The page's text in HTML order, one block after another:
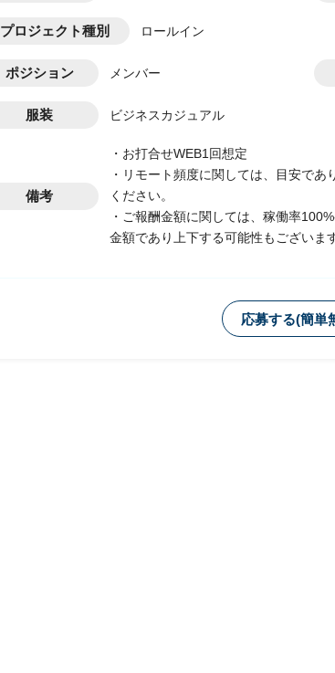
プロジェクト種別 ロールイン
ポジション メンバー
服装 ビジネスカジュアル
備考
・お打合せWEB1回想定
・リモート頻度に関しては、目安で
ください。
・ご報酬金額に関しては、稼働率
金額であり上下する可能性もございま
応募する(簡単